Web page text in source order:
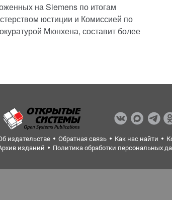
на Siemens по итогам
юстиции и Комиссией по
Мюнхена, составит более
издательстве Обратная связь Как нас найти
изданий
Политика обработки персональных